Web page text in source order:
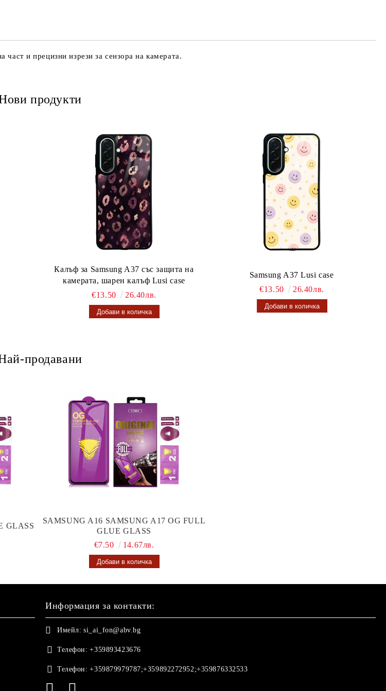
и прецизни изрези за сензора на камерата.
продукти
Калъф за Samsung A37 със защита на
камерата, шарен калъф Lusi case
€13.50
26.40лв.
Samsung A37 Lusi case
€13.50
26.40лв.
продавани
GLASS
SAMSUNG A16 SAMSUNG A17 OG FULL
GLUE GLASS
€7.50
14.67лв.
Информация за контакти:
Имейл: si_ai_fon@abv.bg
Телефон: +359893423676
Телефон: +359879979787;+359892272952;+359876332533